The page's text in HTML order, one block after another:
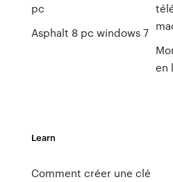
pc
Asphalt 8 pc windows 7
en
Learn
Comment créer une clé